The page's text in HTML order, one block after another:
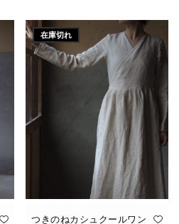
在庫切れ
つきのねカシュクールワン